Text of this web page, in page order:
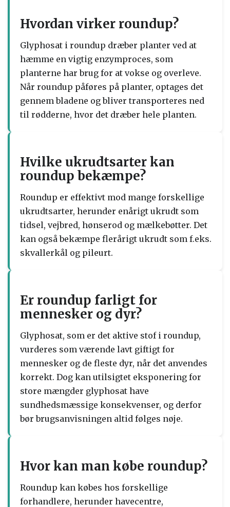
Hvordan virker roundup?
Glyphosat i roundup dræber planter ved at
hæmme en vigtig enzymproces, som
planterne har brug for at vokse og overleve.
Når roundup påføres på planter, optages det
gennem bladene og bliver transporteres ned
til rødderne, hvor det dræber hele planten.
Hvilke ukrudtsarter kan
roundup bekæmpe?
Roundup er effektivt mod mange forskellige
ukrudtsarter, herunder enårigt ukrudt som
tidsel, vejbred, hønserod og mælkebøtter. Det
kan også bekæmpe flerårigt ukrudt som f.eks.
skvallerkål og pileurt.
Er roundup farligt for
mennesker og dyr?
Glyphosat, som er det aktive stof i roundup,
vurderes som værende lavt giftigt for
mennesker og de fleste dyr, når det anvendes
korrekt. Dog kan utilsigtet eksponering for
store mængder glyphosat have
sundhedsmæssige konsekvenser, og derfor
bør brugsanvisningen altid følges nøje.
Hvor kan man købe roundup?
Roundup kan købes hos forskellige
forhandlere, herunder havecentre,